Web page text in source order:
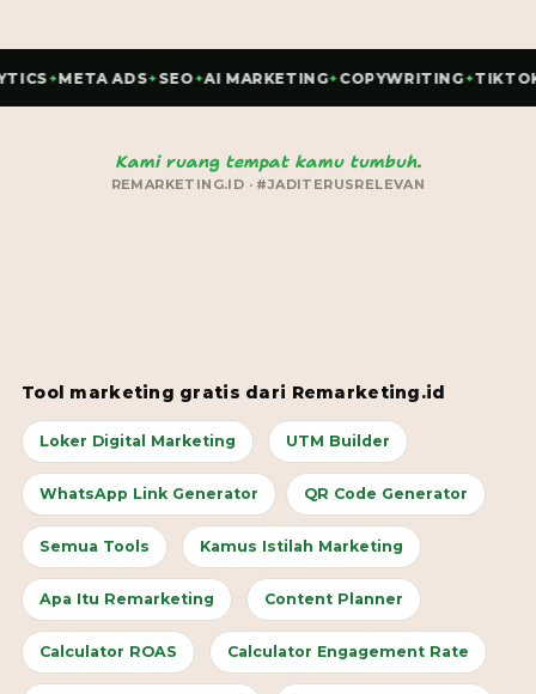
META ADS SEO AI MARKETING COPYWRITING TIKTOK
Kami ruang tempat kamu tumbuh.
REMARKETING.ID · #JADITERUSRELEVAN
Tool marketing gratis dari Remarketing.id
Loker Digital Marketing UTM Builder
WhatsApp Link Generator QR Code Generator
Semua Tools Kamus Istilah Marketing
Apa Itu Remarketing Content Planner
Calculator ROAS Calculator Engagement Rate